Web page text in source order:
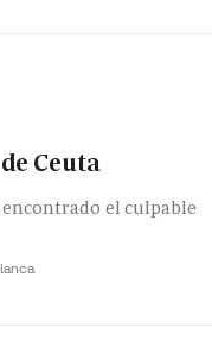
Ceuta
el culpable